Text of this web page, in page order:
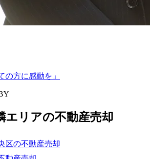
の方に感動を 」
エリアの不動産売却
区の不動産売却